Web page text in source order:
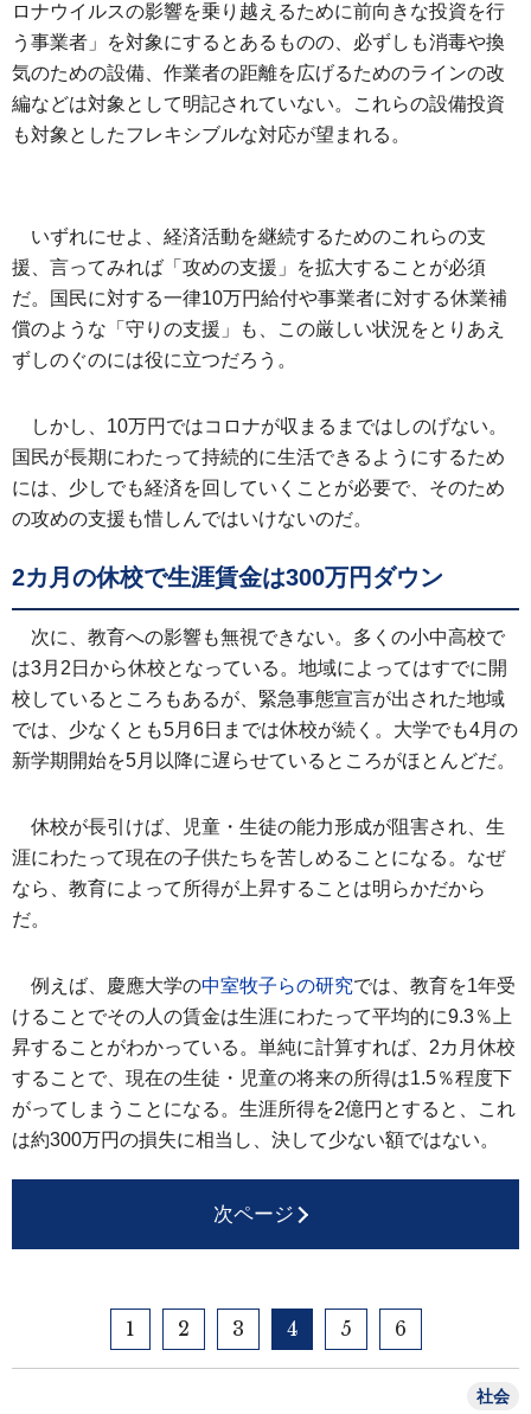
ロナウイルスの影響を乗り越えるために前向きな投資を行
う事業者」を対象にするとあるものの、必ずしも消毒や換
気のための設備、作業者の距離を広げるためのラインの改
編などは対象として明記されていない。これらの設備投資
も対象としたフレキシブルな対応が望まれる。
いずれにせよ、経済活動を継続するためのこれらの支
援、言ってみれば「攻めの支援」を拡大することが必須
だ。国民に対する一律10万円給付や事業者に対する休業補
償のような「守りの支援」も、この厳しい状況をとりあえ
ずしのぐのには役に立つだろう。
しかし、10万円ではコロナが収まるまではしのげない。
国民が長期にわたって持続的に生活できるようにするため
には、少しでも経済を回していくことが必要で、そのため
の攻めの支援も惜しんではいけないのだ。
2カ月の休校で生涯賃金は300万円ダウン
次に、教育への影響も無視できない。多くの小中高校で
は3月2日から休校となっている。地域によってはすでに開
校しているところもあるが、緊急事態宣言が出された地域
では、少なくとも5月6日までは休校が続く。大学でも4月の
新学期開始を5月以降に遅らせているところがほとんどだ。
休校が長引けば、児童・生徒の能力形成が阻害され、生
涯にわたって現在の子供たちを苦しめることになる。なぜ
なら、教育によって所得が上昇することは明らかだから
だ。
例えば、慶應大学の中室牧子らの研究では、教育を1年受
けることでその人の賃金は生涯にわたって平均的に9.3％上
昇することがわかっている。単純に計算すれば、2カ月休校
することで、現在の生徒・児童の将来の所得は1.5％程度下
がってしまうことになる。生涯所得を2億円とすると、これ
は約300万円の損失に相当し、決して少ない額ではない。
次ページ
1 2 3 4 5 6
社会